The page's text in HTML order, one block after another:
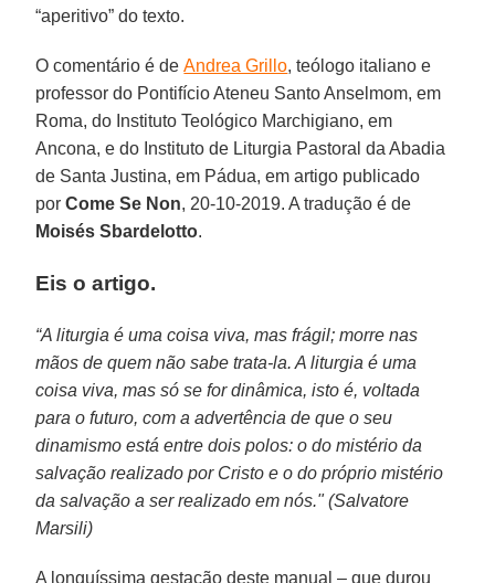
“aperitivo” do texto.
O comentário é deAndrea Grillo, teólogo italiano e
professor do Pontifício Ateneu Santo Anselmom, em
Roma, do Instituto Teológico Marchigiano, em
Ancona, e do Instituto de Liturgia Pastoral da Abadia
de Santa Justina, em Pádua, em artigo publicado
porCome Se Non, 20-10-2019. A tradução é de
Moisés Sbardelotto.
Eis o artigo.
“A liturgia é uma coisa viva, mas frágil; morre nas
mãos de quem não sabe trata-la. A liturgia é uma
coisa viva, mas só se for dinâmica, isto é, voltada
para o futuro, com a advertência de que o seu
dinamismo está entre dois polos: o do mistério da
salvação realizado por Cristo e o do próprio mistério
da salvação a ser realizado em nós."(Salvatore
Marsili)
A longuíssima gestação deste manual – que durou